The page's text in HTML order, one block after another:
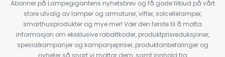
Abonner på Lampegigantens nyhetsbrev og få gode tilbud på vårt
store utvalg av lamper og armaturer, vifter, solcellelamper,
smarthusprodukter og mye mer! Vær den første til å motta
informasjon om eksklusive rabattkoder, produktprisreduksjoner,
spesialkampanjer og kampanjepriser, produktanbefalinger og
nyheter så snart vi mottar dem, samt innhold fra